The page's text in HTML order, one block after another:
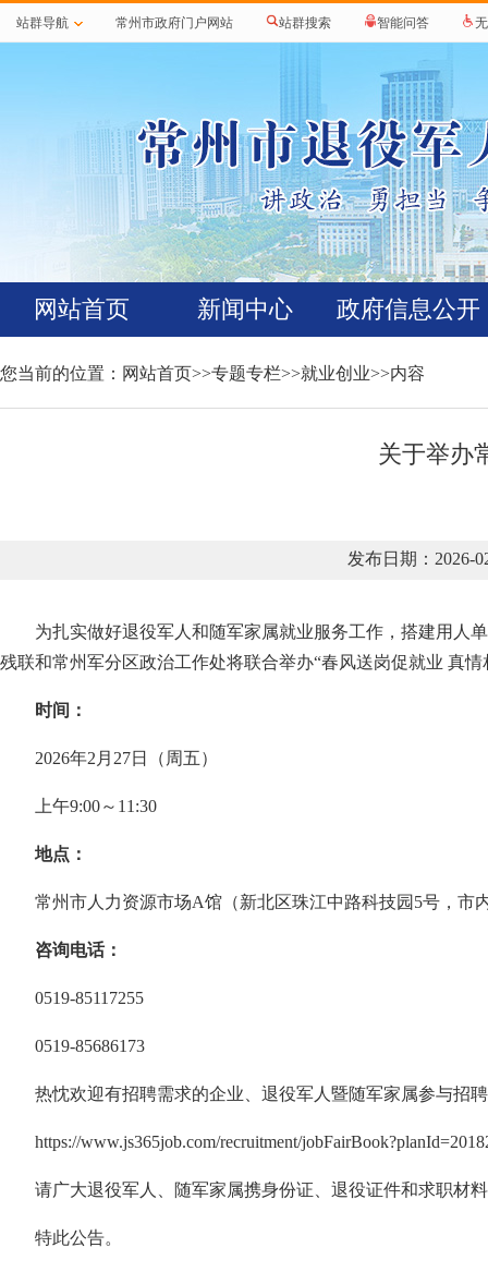
站群导航 常州市政府门户网站 站群搜索 智能问答
网站首页 新闻中心 政府信息公开
您当前的位置： 网站首页>>专题专栏>>就业创业>>内容
关于举办
发布日期：2026-
为扎实做好退役军人和随军家属就业服务工作，搭建用人
残联和常州军分区政治工作处将联合举办“春风送岗促就业 真
时间：
2026年2月27日（周五）
上午9:00～11:30
地点：
常州市人力资源市场A馆（新北区珠江中路科技园5号，市
咨询电话：
0519-85117255
0519-85686173
热忱欢迎有招聘需求的企业、退役军人暨随军家属参与招
https://www.js365job.com/recruitment/
请广大退役军人、随军家属携身份证、退役证件和求职材
特此公告。